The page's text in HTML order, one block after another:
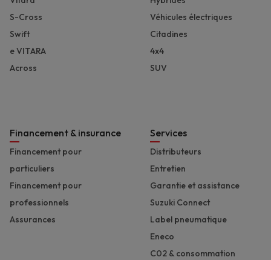
S-Cross
Swift
e VITARA
Across
Véhicules électriques
Citadines
4x4
SUV
Financement & insurance
Financement pour
particuliers
Financement pour
professionnels
Assurances
Services
Distributeurs
Entretien
Garantie et assistance
Suzuki Connect
Label pneumatique
Eneco
C02 & consommation